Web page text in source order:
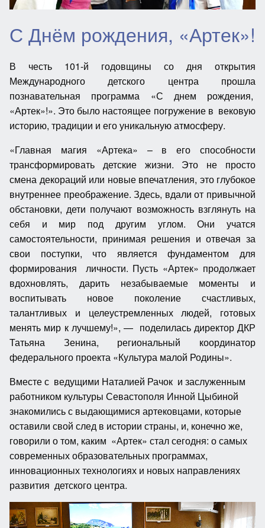
С Днём рождения, «Артек»!
В честь 101-й годовщины со дня открытия
Международного детского центра прошла
познавательная программа «С днем рождения,
«Артек»!». Это было настоящее погружение в вековую
историю, традиции и его уникальную атмосферу.
«Главная магия «Артека» – в его способности
трансформировать детские жизни. Это не просто
смена декораций или новые впечатления, это глубокое
внутреннее преображение. Здесь, вдали от привычной
обстановки, дети получают возможность взглянуть на
себя и мир под другим углом. Они учатся
самостоятельности, принимая решения и отвечая за
свои поступки, что является фундаментом для
формирования личности. Пусть «Артек» продолжает
вдохновлять, дарить незабываемые моменты и
воспитывать новое поколение счастливых,
талантливых и целеустремленных людей, готовых
менять мир к лучшему!», — поделилась директор ДКР
Татьяна Зенина, региональный координатор
федерального проекта «Культура малой Родины».
Вместе с ведущими Наталией Рачок и заслуженным
работником культуры Севастополя Инной Цыбиной
знакомились с выдающимися артековцами, которые
оставили свой след в истории страны, и, конечно же,
говорили о том, каким «Артек» стал сегодня: о самых
современных образовательных программах,
инновационных технологиях и новых направлениях
развития детского центра.